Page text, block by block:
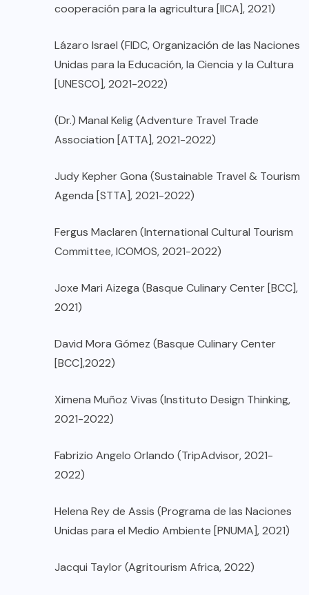
cooperación para la agricultura [IICA], 2021)
Lázaro Israel (FIDC, Organización de las Naciones
Unidas para la Educación, la Ciencia y la Cultura
[UNESCO], 2021-2022)
(Dr.) Manal Kelig (Adventure Travel Trade
Association [ATTA], 2021-2022)
Judy Kepher Gona (Sustainable Travel & Tourism
Agenda [STTA], 2021-2022)
Fergus Maclaren (International Cultural Tourism
Committee, ICOMOS, 2021-2022)
Joxe Mari Aizega (Basque Culinary Center [BCC],
2021)
David Mora Gómez (Basque Culinary Center
[BCC],2022)
Ximena Muñoz Vivas (Instituto Design Thinking,
2021-2022)
Fabrizio Angelo Orlando (TripAdvisor, 2021-
2022)
Helena Rey de Assis (Programa de las Naciones
Unidas para el Medio Ambiente [PNUMA], 2021)
Jacqui Taylor (Agritourism Africa, 2022)